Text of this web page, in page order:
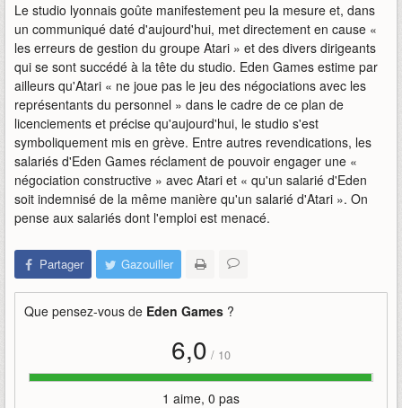
Le studio lyonnais goûte manifestement peu la mesure et, dans
un communiqué daté d'aujourd'hui, met directement en cause «
les erreurs de gestion du groupe Atari » et des divers dirigeants
qui se sont succédé à la tête du studio. Eden Games estime par
ailleurs qu'Atari « ne joue pas le jeu des négociations avec les
représentants du personnel » dans le cadre de ce plan de
licenciements et précise qu'aujourd'hui, le studio s'est
symboliquement mis en grève. Entre autres revendications, les
salariés d'Eden Games réclament de pouvoir engager une «
négociation constructive » avec Atari et « qu'un salarié d'Eden
soit indemnisé de la même manière qu'un salarié d'Atari ». On
pense aux salariés dont l'emploi est menacé.
Partager Gazouiller
Que pensez-vous de Eden Games ?
6,0 / 10
1 aime, 0 pas